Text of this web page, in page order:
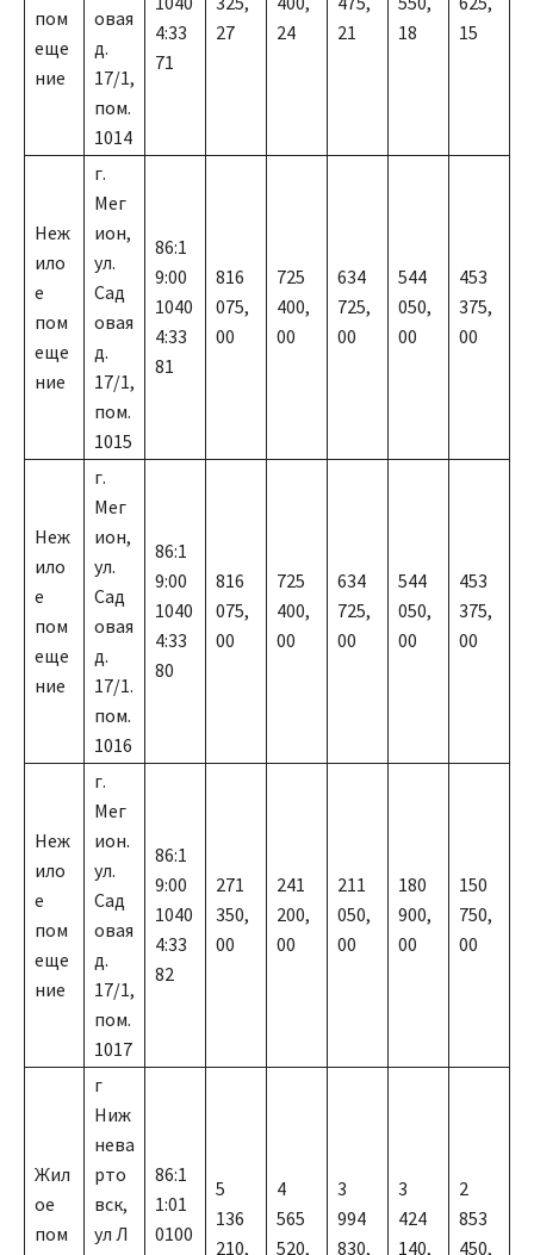
пом
еще
ние
овая
д.
17/1,
пом.
1014
4:33
71
27
24
21
18
15
Неж
ило
е
пом
еще
ние
г.
Мег
ион,
ул.
Сад
овая
д.
17/1,
пом.
1015
86:1
9:00
1040
4:33
81
816
075,
00
725
400,
00
634
725,
00
544
050,
00
453
375,
00
Неж
ило
е
пом
еще
ние
г.
Мег
ион,
ул.
Сад
овая
д.
17/1.
пом.
1016
86:1
9:00
1040
4:33
80
816
075,
00
725
400,
00
634
725,
00
544
050,
00
453
375,
00
Неж
ило
е
пом
еще
ние
г.
Мег
ион.
ул.
Сад
овая
д.
17/1,
пом.
1017
86:1
9:00
1040
4:33
82
271
350,
00
241
200,
00
211
050,
00
180
900,
00
150
750,
00
Жил
ое
пом
г
Ниж
нева
рто
вск,
ул Л
86:1
1:01
0100
5
136
210,
4
565
520,
3
994
830,
3
424
140,
2
853
450,